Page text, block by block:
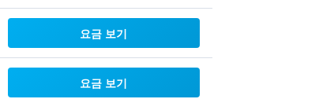
요금 보기
요금 보기